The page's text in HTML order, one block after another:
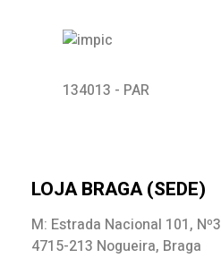
134013 - PAR
LOJA BRAGA (SEDE)
M: Estrada Nacional 101,
4715-213 Nogueira, Braga